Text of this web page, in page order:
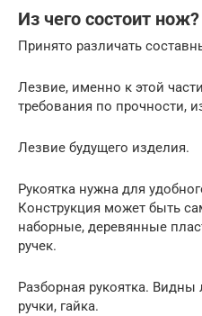
Из чего состоит нож?
Принято различать
Лезвие, именно к этой
требования по прочности,
Лезвие будущего изделия.
Рукоятка нужна для
Конструкция может быть
наборные, деревянные
ручек.
Разборная рукоятка. Видны
ручки, гайка.